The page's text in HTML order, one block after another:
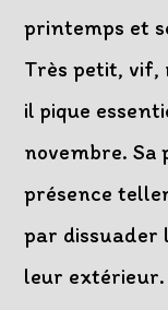
printemps et
Très petit, vif,
il pique
novembre. Sa
présence
par dissuader
leur extérieur.